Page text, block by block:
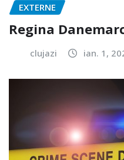
EXTERNE
Regina
clujazi ian. 1,